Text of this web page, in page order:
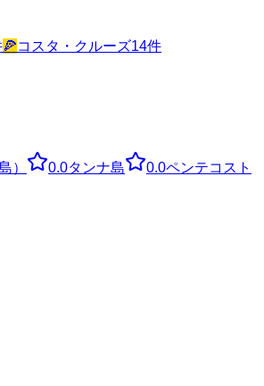
🍕コスタ・クルーズ14件
） 0.0タンナ島 0.0ペンテコスト